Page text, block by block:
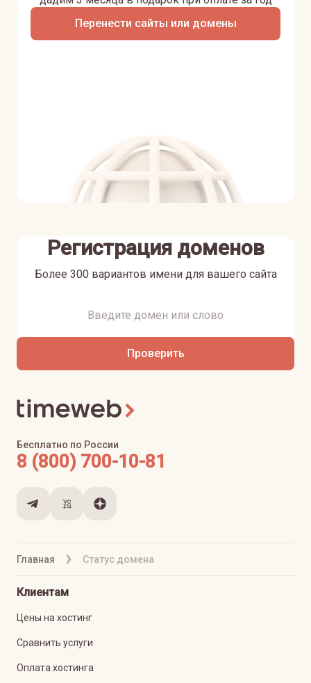
Перенести сайты или домены
Регистрация доменов
Более 300 вариантов имени для вашего сайта
Проверить
Главная Статус домена
Бесплатно по России
8 (800) 700-10-81
Клиентам
Цены на хостинг
Сравнить услуги
Оплата хостинга